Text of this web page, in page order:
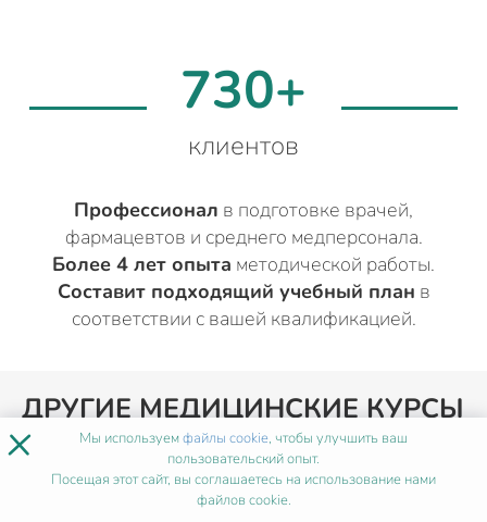
730+
клиентов
Профессионал в подготовке врачей,
фармацевтов и среднего медперсонала.
Более 4 лет опыта методической работы.
Составит подходящий учебный план в
соответствии с вашей квалификацией.
ДРУГИЕ МЕДИЦИНСКИЕ КУРСЫ
ПП ЭМОЦИОНАЛЬНЫЙ
КОУЧИНГ
× Мы используемфайлы cookie, чтобы улучшить ваш
пользовательский опыт.
Посещая этот сайт, вы соглашаетесь на использование нами
файлов cookie.